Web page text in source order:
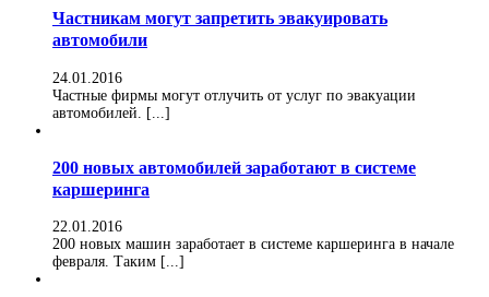
Частникам могут запретить эвакуировать
автомобили
24.01.2016
Частные фирмы могут отлучить от услуг по эвакуации
автомобилей. [...]
200 новых автомобилей заработают в системе
каршеринга
22.01.2016
200 новых машин заработает в системе каршеринга в начале
февраля. Таким [...]